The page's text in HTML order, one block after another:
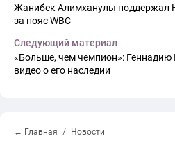
Жанибек Алимханулы поддержал
за пояс WBC
Следующий материал
«Больше, чем чемпион»: Геннадию
видео о его наследии
← Главная Новости